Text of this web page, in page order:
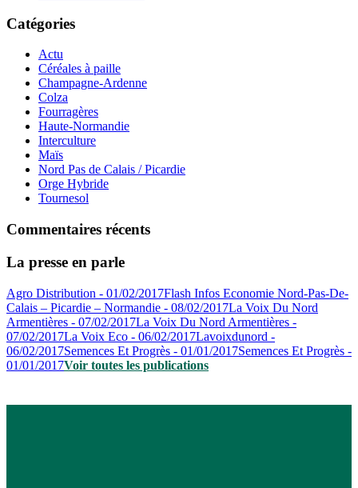
Catégories
Actu
Céréales à paille
Champagne-Ardenne
Colza
Fourragères
Haute-Normandie
Interculture
Maïs
Nord Pas de Calais / Picardie
Orge Hybride
Tournesol
Commentaires récents
La presse en parle
Agro Distribution - 01/02/2017Flash Infos Economie Nord-Pas-De-
Calais – Picardie – Normandie - 08/02/2017La Voix Du Nord
Armentières - 07/02/2017La Voix Du Nord Armentières -
07/02/2017La Voix Eco - 06/02/2017Lavoixdunord -
06/02/2017Semences Et Progrès - 01/01/2017Semences Et Progrès -
01/01/2017Voir toutes les publications